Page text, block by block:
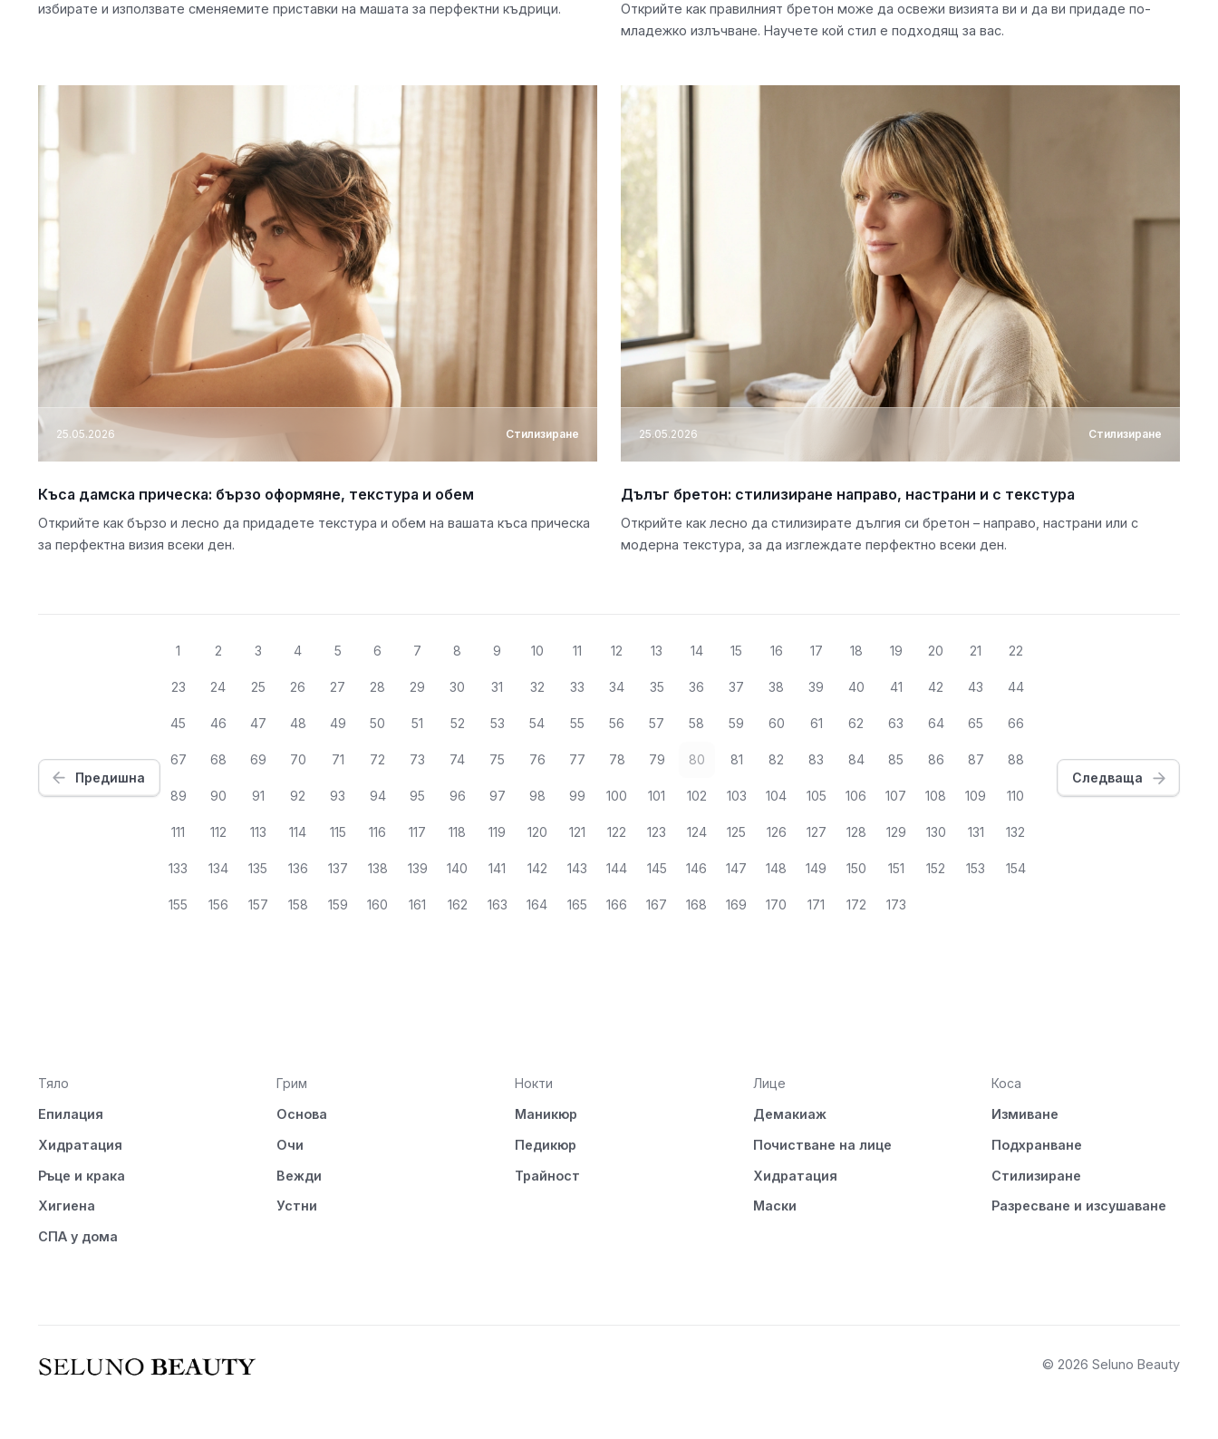
избирате и използвате сменяемите приставки на машата за перфектни къдрици.
Открийте как правилният бретон може да освежи визията ви и да ви придаде по-
младежко излъчване. Научете кой стил е подходящ за вас.
25.05.2026 Стилизиране
Къса дамска прическа: бързо оформяне, текстура и обем
Открийте как бързо и лесно да придадете текстура и обем на вашата къса прическа
за перфектна визия всеки ден.
25.05.2026 Стилизиране
Дълъг бретон: стилизиране направо, настрани и с текстура
Открийте как лесно да стилизирате дългия си бретон – направо, настрани или с
модерна текстура, за да изглеждате перфектно всеки ден.
Предишна
1 2 3 4 5 6 7 8 9 10 11 12 13 14 15 16 17 18 19 20 21 22
23 24 25 26 27 28 29 30 31 32 33 34 35 36 37 38 39 40 41 42 43 44
45 46 47 48 49 50 51 52 53 54 55 56 57 58 59 60 61 62 63 64 65 66
67 68 69 70 71 72 73 74 75 76 77 78 79 80 81 82 83 84 85 86 87 88
89 90 91 92 93 94 95 96 97 98 99 100 101 102 103 104 105 106 107 108 109 110
111 112 113 114 115 116 117 118 119 120 121 122 123 124 125 126 127 128 129 130 131 132
133 134 135 136 137 138 139 140 141 142 143 144 145 146 147 148 149 150 151 152 153 154
155 156 157 158 159 160 161 162 163 164 165 166 167 168 169 170 171 172 173
Следваща
Тяло
Епилация
Хидратация
Ръце и крака
Хигиена
СПА у дома
Грим
Основа
Очи
Вежди
Устни
Нокти
Маникюр
Педикюр
Трайност
Лице
Демакиаж
Почистване на лице
Хидратация
Маски
Коса
Измиване
Подхранване
Стилизиране
Разресване и изсушаване
© 2026 Seluno Beauty